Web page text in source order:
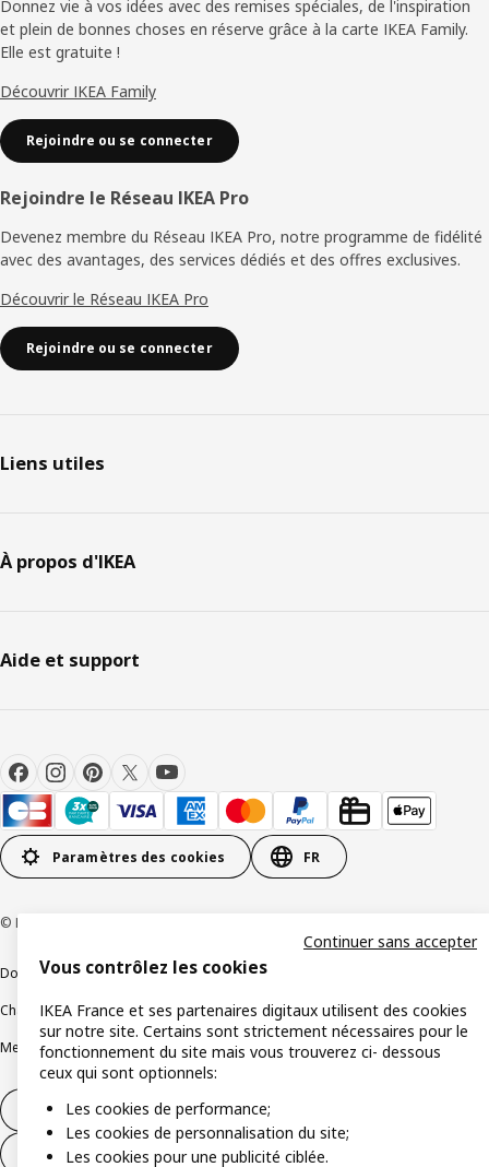
page
Donnez vie à vos idées avec des remises spéciales, de l'inspiration
et plein de bonnes choses en réserve grâce à la carte IKEA Family.
Elle est gratuite !
Découvrir IKEA Family
Rejoindre ou se connecter
Rejoindre le Réseau IKEA Pro
Devenez membre du Réseau IKEA Pro, notre programme de fidélité
avec des avantages, des services dédiés et des offres exclusives.
Découvrir le Réseau IKEA Pro
Rejoindre ou se connecter
Liens utiles
À propos d'IKEA
Aide et support
Paramètres des cookies FR
© Inter IKEA Systems B.V 1999-2026
Documents juridiques et informations légales
Charte de protection des donnéesPolitique relative aux cookies
Mentions légalesAlertes fraudeRappel produitAccessibilité : non conforme
Formulaire de rétractation – produits
Formulaire de rétractation – services
Vous contrôlez les cookies
IKEA France et ses partenaires digitaux utilisent des cookies
sur notre site. Certains sont strictement nécessaires pour le
fonctionnement du site mais vous trouverez ci- dessous
ceux qui sont optionnels:
Les cookies de performance;
Les cookies de personnalisation du site;
Les cookies pour une publicité ciblée.
Continuer sans accepter